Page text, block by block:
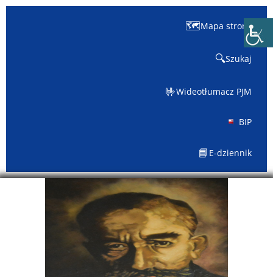
🗺️Mapa strony
🔍Szukaj
🤟Wideotłumacz PJM
BIP
📘 E-dziennik